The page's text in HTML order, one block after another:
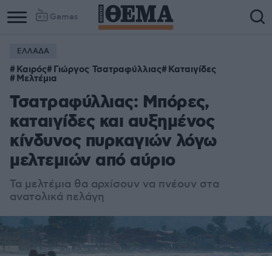
Games
Column
1
Column
2
ΕΛΛΑΔΑ
Καιρός Γιώργος Τσατραφύλλιας Καταιγίδες
Μελτέμια
Τσατραφύλλιας: Μπόρες,
καταιγίδες και αυξημένος
κίνδυνος πυρκαγιών λόγω
μελτεμιών από αύριο
Τα μελτέμια θα αρχίσουν να πνέουν στα
ανατολικά πελάγη